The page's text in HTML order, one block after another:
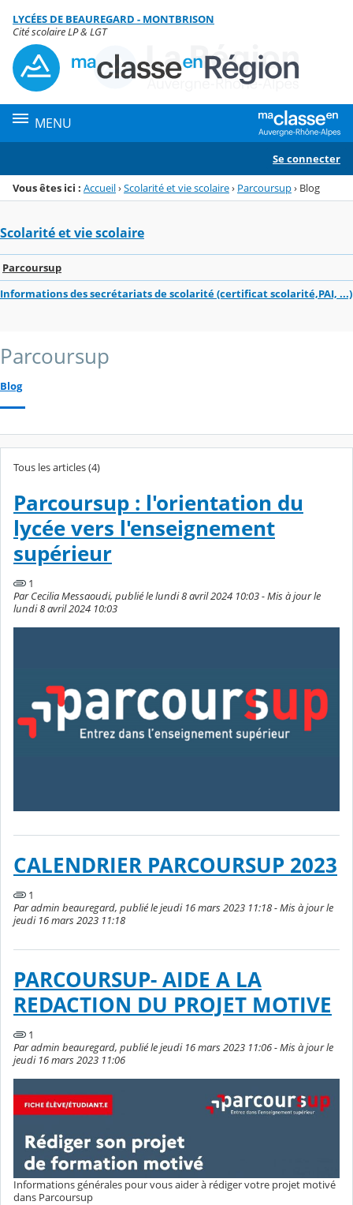
Menu de la rubrique
Contenu
LYCÉES DE BEAUREGARD - MONTBRISON
Cité scolaire LP & LGT
MENU
Se connecter
Vous êtes ici : Accueil›Scolarité et vie scolaire› Parcoursup› Blog
Scolarité et vie scolaire
Parcoursup
Informations des secrétariats de scolarité (certificat scolarité,PAI, ...)
Parcoursup
Blog
Tous les articles (4)
Parcoursup : l'orientation du
lycée vers l'enseignement
supérieur
1
Par Cecilia Messaoudi, publié le lundi 8 avril 2024 10:03 - Mis à jour le
lundi 8 avril 2024 10:03
CALENDRIER PARCOURSUP 2023
1
Par admin beauregard, publié le jeudi 16 mars 2023 11:18 - Mis à jour le
jeudi 16 mars 2023 11:18
PARCOURSUP- AIDE A LA
REDACTION DU PROJET MOTIVE
1
Par admin beauregard, publié le jeudi 16 mars 2023 11:06 - Mis à jour le
jeudi 16 mars 2023 11:06
Informations générales pour vous aider à rédiger votre projet motivé
dans Parcoursup